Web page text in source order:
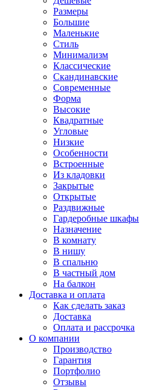
Размеры
Большие
Маленькие
Стиль
Минимализм
Классические
Скандинавские
Современные
Форма
Высокие
Квадратные
Угловые
Низкие
Особенности
Встроенные
Из кладовки
Закрытые
Открытые
Раздвижные
Гардеробные шкафы
Назначение
В комнату
В нишу
В спальню
В частный дом
На балкон
Доставка и оплата
Как сделать заказ
Доставка
Оплата и рассрочка
О компании
Производство
Гарантия
Портфолио
Отзывы